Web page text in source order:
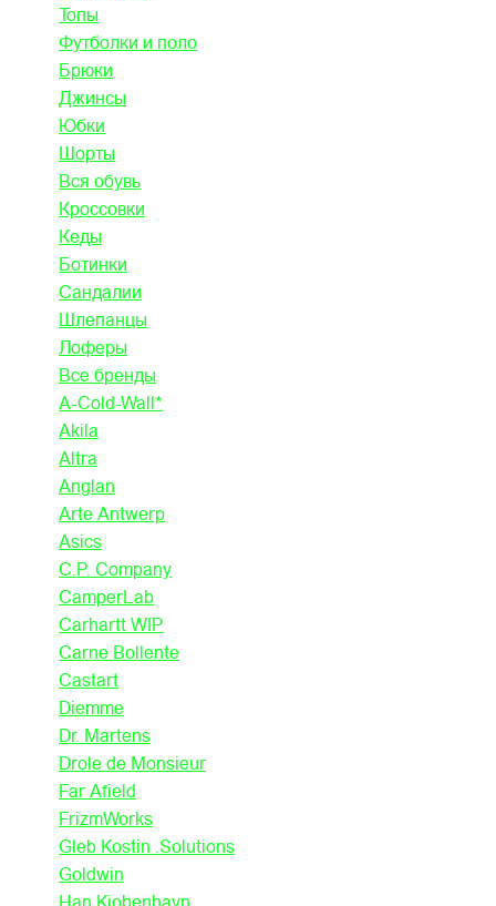
Топы
Футболки и поло
Брюки
Джинсы
Юбки
Шорты
Вся обувь
Кроссовки
Кеды
Ботинки
Сандалии
Шлепанцы
Лоферы
Все бренды
A-Cold-Wall*
Akila
Altra
Anglan
Arte Antwerp
Asics
C.P. Company
CamperLab
Carhartt WIP
Carne Bollente
Castart
Diemme
Dr. Martens
Drole de Monsieur
Far Afield
FrizmWorks
Gleb Kostin .Solutions
Goldwin